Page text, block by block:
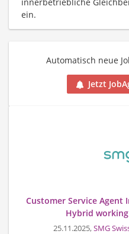
ein.
Automatisch neue
Jetzt
Customer Service Agent
Hybrid
25.11.2025,SMG